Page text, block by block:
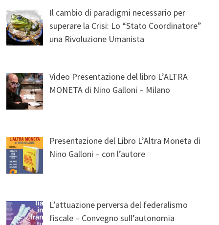
Il cambio di paradigmi necessario per
superare la Crisi: Lo “Stato Coordinatore”
una Rivoluzione Umanista
Video Presentazione del libro L’ALTRA
MONETA di Nino Galloni – Milano
Presentazione del Libro L’Altra Moneta di
Nino Galloni – con l’autore
L’attuazione perversa del federalismo
fiscale – Convegno sull’autonomia